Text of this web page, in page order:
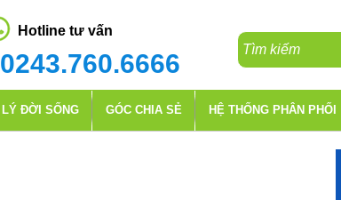
Hotline tư vấn
0243.760.6666
ĐỜI SỐNG GÓC CHIA SẺ HỆ THỐNG PHÂN PHỐI